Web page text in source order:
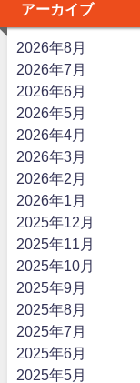
アーカイブ
2026年8月
2026年7月
2026年6月
2026年5月
2026年4月
2026年3月
2026年2月
2026年1月
2025年12月
2025年11月
2025年10月
2025年9月
2025年8月
2025年7月
2025年6月
2025年5月